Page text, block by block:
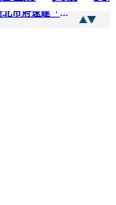
身心障礙、慢飛天使合組劇團傳倒閉 議員籲新北市府速建「文化藝術急難協助專案」